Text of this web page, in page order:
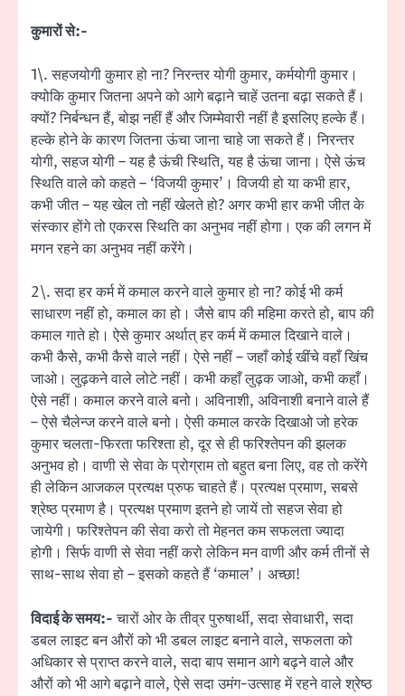
कुमारों से:-
1\. सहजयोगी कुमार हो ना? निरन्तर योगी कुमार, कर्मयोगी कुमार।
क्योकि कुमार जितना अपने को आगे बढ़ाने चाहें उतना बढ़ा सकते हैं।
क्यों? निर्बन्धन हैं, बोझ नहीं हैं और जिम्मेवारी नहीं है इसलिए हल्के हैं।
हल्के होने के कारण जितना ऊंचा जाना चाहे जा सकते हैं। निरन्तर
योगी, सहज योगी – यह है ऊंची स्थिति, यह है ऊंचा जाना। ऐसे ऊंच
स्थिति वाले को कहते – ‘विजयी कुमार’। विजयी हो या कभी हार,
कभी जीत – यह खेल तो नहीं खेलते हो? अगर कभी हार कभी जीत के
संस्कार होंगे तो एकरस स्थिति का अनुभव नहीं होगा। एक की लगन में
मगन रहने का अनुभव नहीं करेंगे।
2\. सदा हर कर्म में कमाल करने वाले कुमार हो ना? कोई भी कर्म
साधारण नहीं हो, कमाल का हो। जैसे बाप की महिमा करते हो, बाप की
कमाल गाते हो। ऐसे कुमार अर्थात् हर कर्म में कमाल दिखाने वाले।
कभी कैसे, कभी कैसे वाले नहीं। ऐसे नहीं – जहाँ कोई खींचे वहाँ खिंच
जाओ। लुढ़कने वाले लोटे नहीं। कभी कहाँ लुढ़क जाओ, कभी कहाँ।
ऐसे नहीं। कमाल करने वाले बनो। अविनाशी, अविनाशी बनाने वाले हैं
– ऐसे चैलेन्ज करने वाले बनो। ऐसी कमाल करके दिखाओ जो हरेक
कुमार चलता-फिरता फरिश्ता हो, दूर से ही फरिश्तेपन की झलक
अनुभव हो। वाणी से सेवा के प्रोग्राम तो बहुत बना लिए, वह तो करेंगे
ही लेकिन आजकल प्रत्यक्ष प्रुफ चाहते हैं। प्रत्यक्ष प्रमाण, सबसे
श्रेष्ठ प्रमाण है। प्रत्यक्ष प्रमाण इतने हो जायें तो सहज सेवा हो
जायेगी। फरिश्तेपन की सेवा करो तो मेहनत कम सफलता ज्यादा
होगी। सिर्फ वाणी से सेवा नहीं करो लेकिन मन वाणी और कर्म तीनों से
साथ-साथ सेवा हो – इसको कहते हैं ‘कमाल’। अच्छा!
विदाई के समय:-चारों ओर के तीव्र पुरुषार्थी, सदा सेवाधारी, सदा
डबल लाइट बन औरों को भी डबल लाइट बनाने वाले, सफलता को
अधिकार से प्राप्त करने वाले, सदा बाप समान आगे बढ़ने वाले और
औरों को भी आगे बढ़ाने वाले, ऐसे सदा उमंग-उत्साह में रहने वाले श्रेष्ठ